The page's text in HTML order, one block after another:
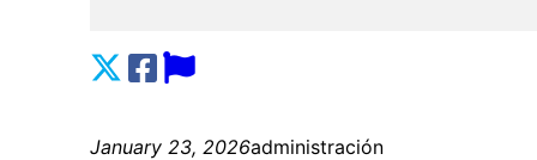
January 23, 2026administración